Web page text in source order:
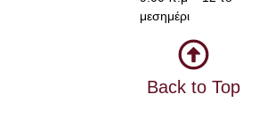
μεσημέρι
Back to Top